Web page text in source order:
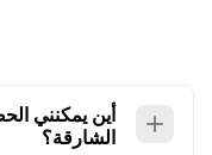
أين يمكنني
الشارقة؟